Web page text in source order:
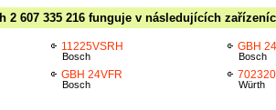
2 607 335 216 funguje v následujících
11225VSRH
Bosch
GBH 24VFR
Bosch
GBH
Bosch
Würth